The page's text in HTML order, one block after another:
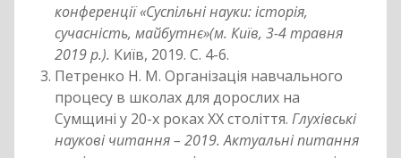
конференції «Суспільні науки: історія,
сучасність, майбутнє»(м. Київ, 3-4 травня
2019 р.). Київ, 2019. С. 4-6.
Петренко Н. М. Організація навчального
процесу в школах для дорослих на
Сумщині у 20-х роках ХХ століття. Глухівські
наукові читання – 2019. Актуальні питання